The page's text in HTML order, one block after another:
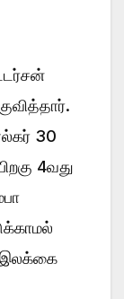
30
4வது
இலக்கை